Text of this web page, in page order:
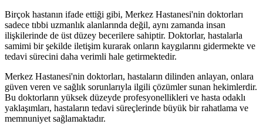
Birçok hastanın ifade ettiği gibi, Merkez Hastanesi'nin doktorları
sadece tıbbi uzmanlık alanlarında değil, aynı zamanda insan
ilişkilerinde de üst düzey becerilere sahiptir. Doktorlar, hastalarla
samimi bir şekilde iletişim kurarak onların kaygılarını gidermekte ve
tedavi sürecini daha verimli hale getirmektedir.
Merkez Hastanesi'nin doktorları, hastaların dilinden anlayan, onlara
güven veren ve sağlık sorunlarıyla ilgili çözümler sunan hekimlerdir.
Bu doktorların yüksek düzeyde profesyonellikleri ve hasta odaklı
yaklaşımları, hastaların tedavi süreçlerinde büyük bir rahatlama ve
memnuniyet sağlamaktadır.